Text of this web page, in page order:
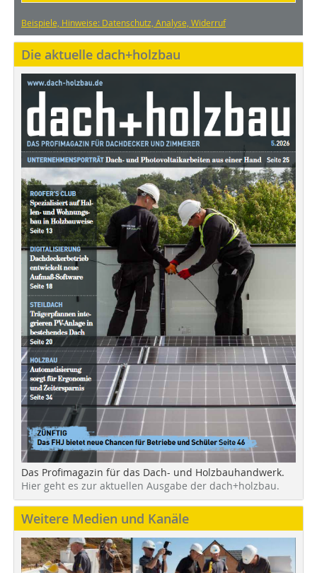
Beispiele, Hinweise: Datenschutz, Analyse, Widerruf
Die aktuelle dach+holzbau
Das Profimagazin für das Dach- und Holzbauhandwerk.
Hier geht es zur aktuellen Ausgabe der dach+holzbau.
Weitere Medien und Kanäle